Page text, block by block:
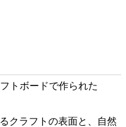
クラフトの表面と、自然